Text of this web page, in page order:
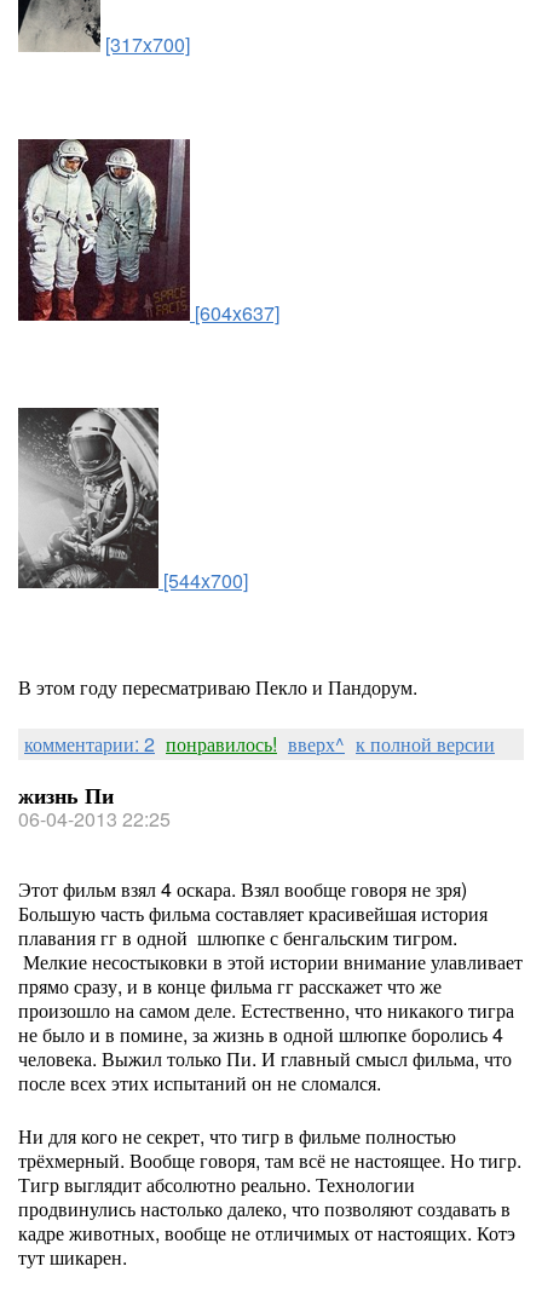
[317x700]
[604x637]
[544x700]
В этом году пересматриваю Пекло и Пандорум.
комментарии: 2 понравилось! вверх^ к полной версии
жизнь Пи
06-04-2013 22:25
Этот фильм взял 4 оскара. Взял вообще говоря не зря)
Большую часть фильма составляет красивейшая история
плавания гг в одной шлюпке с бенгальским тигром.
Мелкие несостыковки в этой истории внимание улавливает
прямо сразу, и в конце фильма гг расскажет что же
произошло на самом деле. Естественно, что никакого тигра
не было и в помине, за жизнь в одной шлюпке боролись 4
человека. Выжил только Пи. И главный смысл фильма, что
после всех этих испытаний он не сломался.
Ни для кого не секрет, что тигр в фильме полностью
трёхмерный. Вообще говоря, там всё не настоящее. Но тигр.
Тигр выглядит абсолютно реально. Технологии
продвинулись настолько далеко, что позволяют создавать в
кадре животных, вообще не отличимых от настоящих. Котэ
тут шикарен.